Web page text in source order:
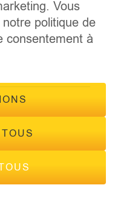
site réalisé par
Vous
politique de
consentement à